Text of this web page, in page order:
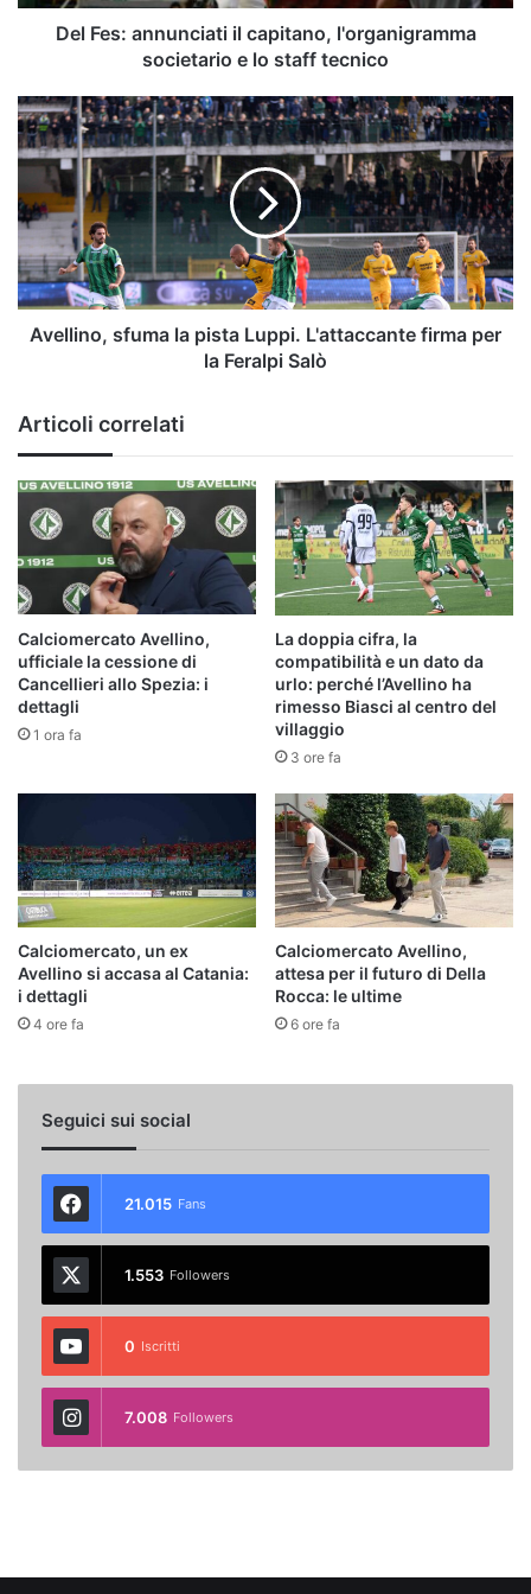
lo
Del Fes: annunciati il capitano, l'organigramma
societario e lo staff tecnico
Avellino,
sfuma
la
pista
Luppi.
L'attaccante
firma
per
la
Feralpi
Avellino, sfuma la pista Luppi. L'attaccante firma per
la Feralpi Salò
Articoli correlati
Calciomercato Avellino,
ufficiale la cessione di
Cancellieri allo Spezia: i
dettagli
1 ora fa
La doppia cifra, la
compatibilità e un dato da
urlo: perché l’Avellino ha
rimesso Biasci al centro del
villaggio
3 ore fa
Calciomercato, un ex
Avellino si accasa al Catania:
i dettagli
4 ore fa
Calciomercato Avellino,
attesa per il futuro di Della
Rocca: le ultime
6 ore fa
Seguici sui social
21.015 Fans
1.553 Followers
0 Iscritti
7.008 Followers